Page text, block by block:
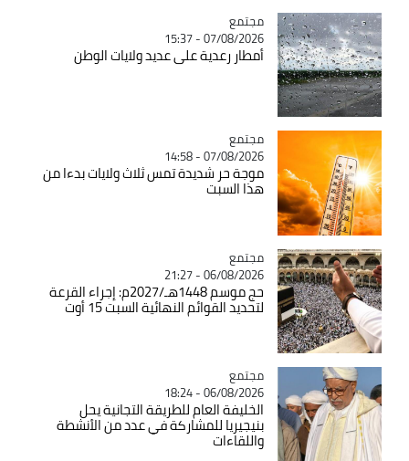
Catégorie
مجتمع
07/08/2026 - 15:37
أمطار رعدية على عديد ولايات الوطن
Catégorie
مجتمع
07/08/2026 - 14:58
موجة حر شديدة تمس ثلاث ولايات بدءا من
هذا السبت
Catégorie
مجتمع
06/08/2026 - 21:27
حج موسم 1448هـ/2027م: إجراء القرعة
لتحديد القوائم النهائية السبت 15 أوت
Catégorie
مجتمع
06/08/2026 - 18:24
الخليفة العام للطريقة التجانية يحل
بنيجيريا للمشاركة في عدد من الأنشطة
واللقاءات